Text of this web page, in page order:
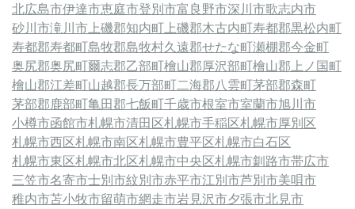
北広島市伊達市恵庭市登別市富良野市深川市歌志内市
砂川市滝川市上磯郡知内町上磯郡木古内町寿都郡黒松内町
寿都郡寿都町島牧郡島牧村久遠郡せたな町瀬棚郡今金町
奥尻郡奥尻町爾志郡乙部町檜山郡厚沢部町檜山郡上ノ国町
檜山郡江差町山越郡長万部町二海郡八雲町茅部郡森町
茅部郡鹿部町亀田郡七飯町千歳市根室市室蘭市旭川市
小樽市函館市札幌市清田区札幌市手稲区札幌市厚別区
札幌市西区札幌市南区札幌市豊平区札幌市白石区
札幌市東区札幌市北区札幌市中央区札幌市釧路市帯広市
三笠市名寄市士別市紋別市赤平市江別市芦別市美唄市
稚内市苫小牧市留萌市網走市岩見沢市夕張市北見市